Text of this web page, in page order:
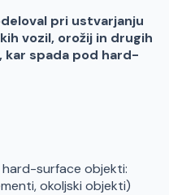
pri ustvarjanju
vozil, orožij in drugih
kar spada pod hard-
surface objekti:
okoljski objekti)